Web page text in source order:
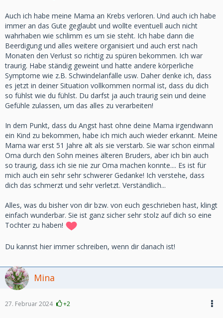
Auch ich habe meine Mama an Krebs verloren. Und auch ich habe
immer an das Gute geglaubt und wollte eventuell auch nicht
wahrhaben wie schlimm es um sie steht. Ich habe dann die
Beerdigung und alles weitere organisiert und auch erst nach
Monaten den Verlust so richtig zu spüren bekommen. Ich war
traurig. Habe ständig geweint und hatte andere körperliche
Symptome wie z.B. Schwindelanfälle usw. Daher denke ich, dass
es jetzt in deiner Situation vollkommen normal ist, dass du dich
so fühlst wie du fühlst. Du darfst ja auch traurig sein und deine
Gefühle zulassen, um das alles zu verarbeiten!
In dem Punkt, dass du Angst hast ohne deine Mama irgendwann
ein Kind zu bekommen, habe ich mich auch wieder erkannt. Meine
Mama war erst 51 Jahre alt als sie verstarb. Sie war schon einmal
Oma durch den Sohn meines älteren Bruders, aber ich bin auch
so traurig, dass ich sie nie zur Oma machen konnte.... Es ist für
mich auch ein sehr sehr schwerer Gedanke! Ich verstehe, dass
dich das schmerzt und sehr verletzt. Verständlich...
Alles, was du bisher von dir bzw. von euch geschrieben hast, klingt
einfach wunderbar. Sie ist ganz sicher sehr stolz auf dich so eine
Tochter zu haben!
Du kannst hier immer schreiben, wenn dir danach ist!
Mina
27. Februar 2024 +2